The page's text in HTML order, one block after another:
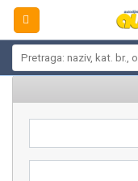
Skip
content